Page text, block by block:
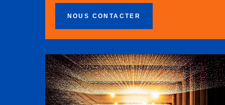
NOUS CONTACTER